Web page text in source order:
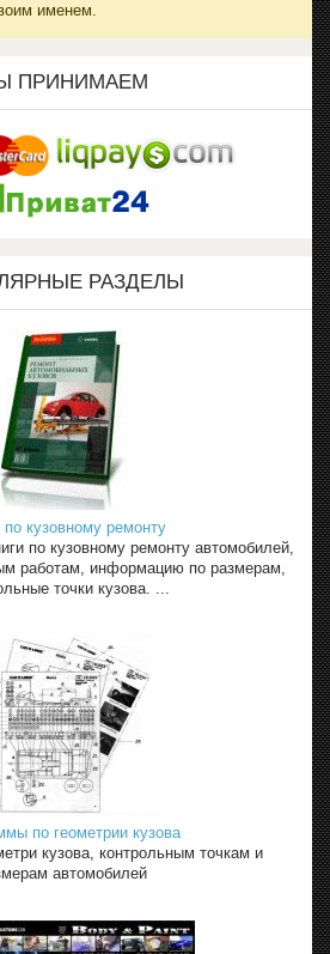
именем.
ПРИНИМАЕМ
РАЗДЕЛЫ
по кузовному ремонту
по кузовному ремонту автомобилей,
работам, информацию по размерам,
точки кузова. ...
по геометрии кузова
кузова, контрольным точкам и
автомобилей